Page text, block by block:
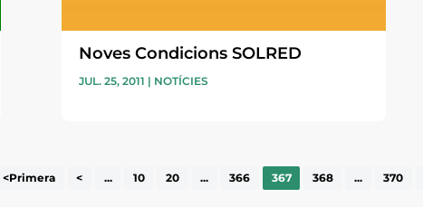
Noves Condicions SOLRED
JUL. 25, 2011 | NOTÍCIES
<Primera < ... 10 20 ... 366 367 368 ... 370